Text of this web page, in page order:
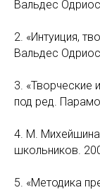
Вальдес
2. «Интуиция,
Вальдес
3. «Творческие
под ред.
4. М.
школьников.
5. «Методика